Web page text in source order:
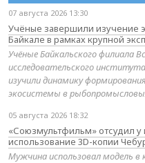
07 августа 2026 13:30
Учёные завершили изучение
Байкале в рамках крупной
Учёные Байкальского филиала
исследовательского
изучили динамику
экосистемы в
05 августа 2026 18:32
«Союзмультфильм» отсудил у
использование 3D-копии
Мужчина использовал модель в